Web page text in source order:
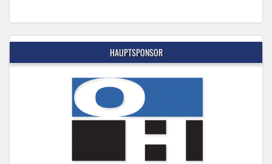
HAUPTSPONSOR